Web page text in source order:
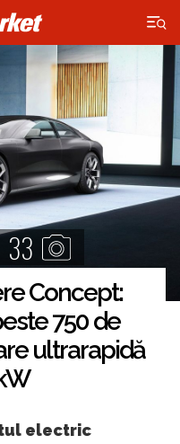
×
33
Concept:
750 de
ultrarapidă
electric